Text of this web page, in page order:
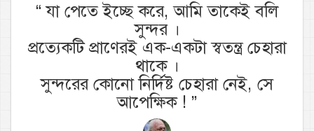
“যা পেতে ইচ্ছে করে, আমি তাকেই বলি
সুন্দর ।
প্রত্যেকটি প্রাণেরই এক-একটা স্বতন্ত্র চেহারা
থাকে ।
সুন্দরের কোনো নির্দিষ্ট চেহারা নেই, সে
আপেক্ষিক ! ”